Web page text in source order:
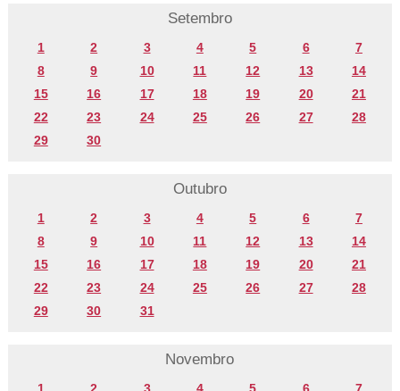
Setembro
1 2 3 4 5 6
7
8
9 10 11 12 13
14
15
16 17 18 19 20
21
22
23 24 25 26 27
28
29
30
Outubro
1 2 3 4 5 6
7
8
9 10 11 12 13
14
15
16 17 18 19 20
21
22
23 24 25 26 27
28
29
30 31
Novembro